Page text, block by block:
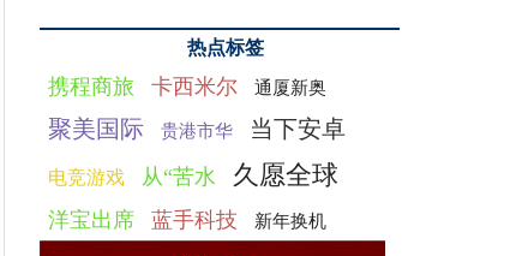
热点标签
携程商旅 卡西米尔 通厦新奥
聚美国际 贵港市华 当下安卓
电竞游戏 从“苦水 久愿全球
洋宝出席 蓝手科技 新年换机